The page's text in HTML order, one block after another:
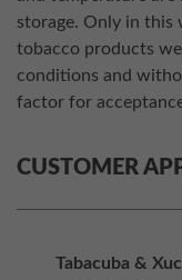
storage. Only in this
tobacco products
conditions and
factor for
CUSTOMER
Tabacuba &